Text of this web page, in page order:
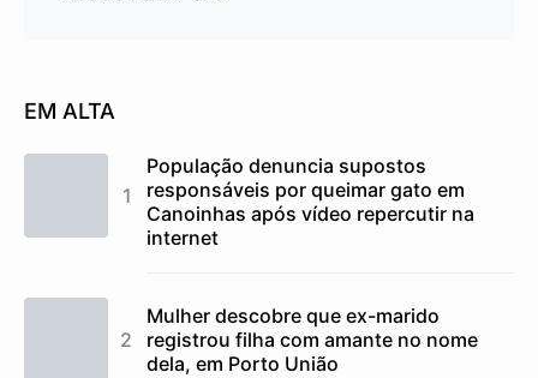
EM ALTA
População denuncia supostos
responsáveis por queimar gato em
Canoinhas após vídeo repercutir na
internet
Mulher descobre que ex-marido
registrou filha com amante no nome
dela, em Porto União